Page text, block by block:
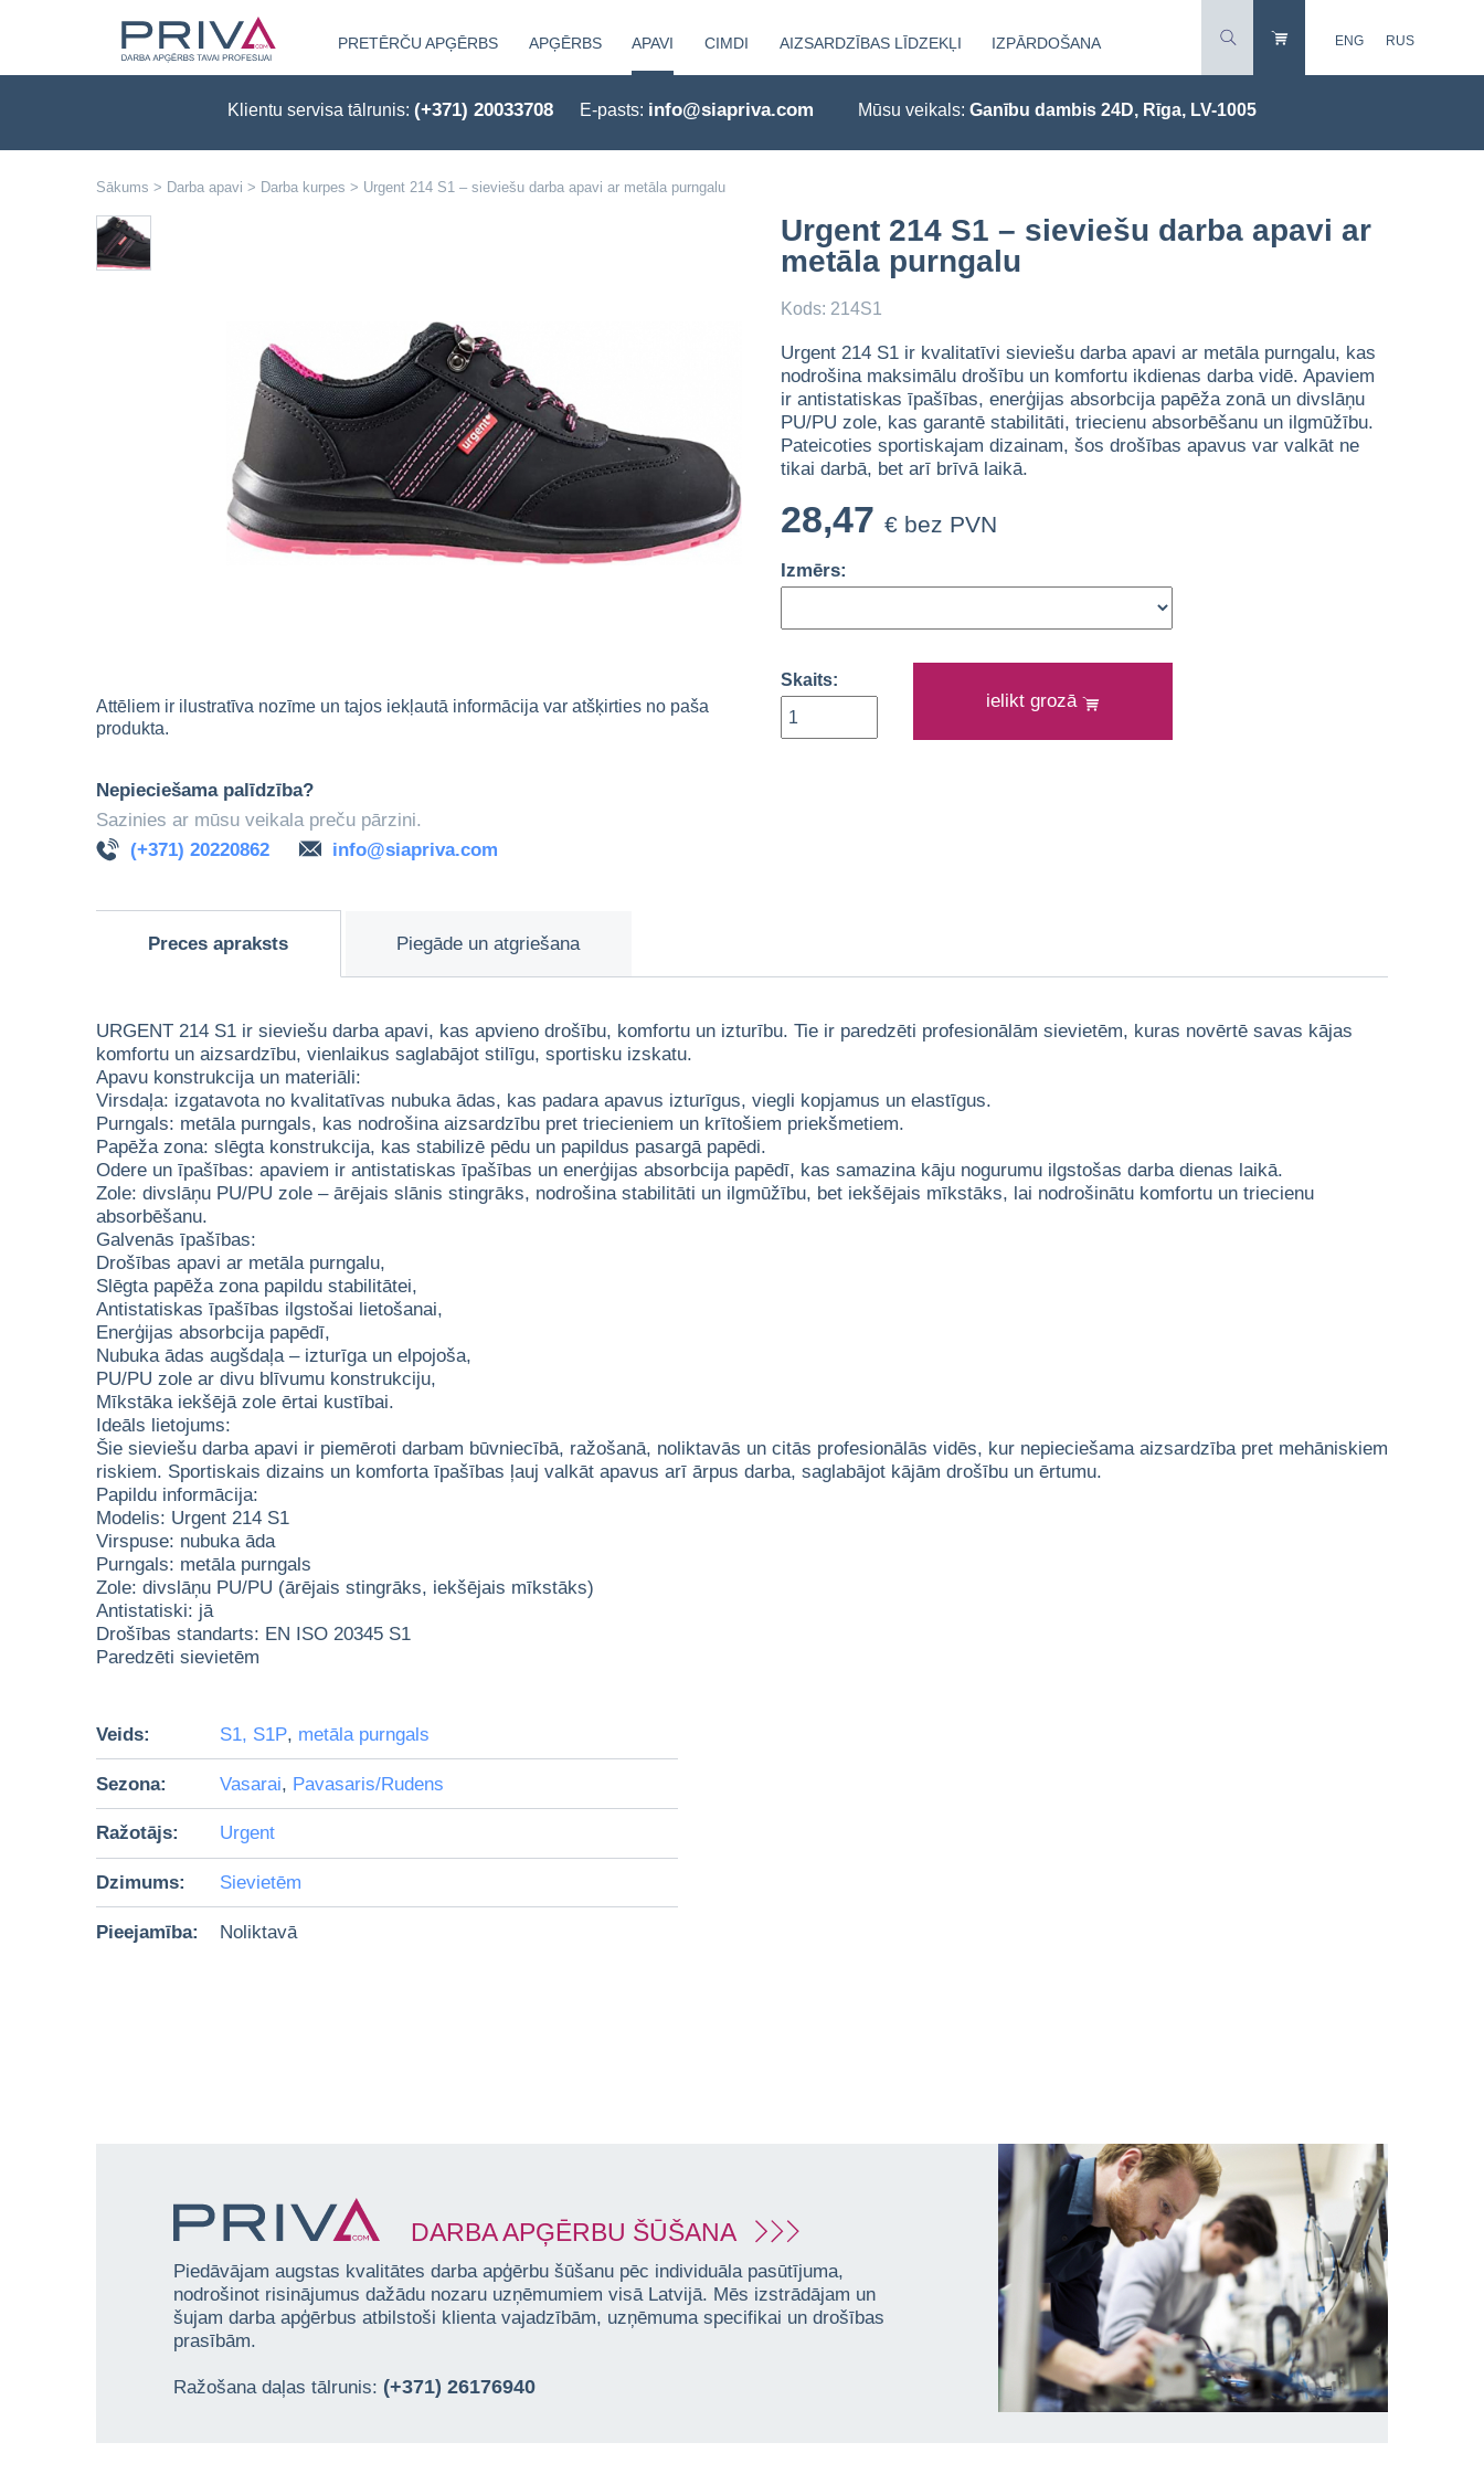
PRETĒRČU APĢĒRBS APĢĒRBS APAVI CIMDI AIZSARDZĪBAS LĪDZEKĻI IZPĀRDOŠANA ENG RUS
Klientu servisa tālrunis: (+371) 20033708 E-pasts: info@siapriva.com Mūsu veikals: Ganību dambis 24D, Rīga, LV-1005
Sākums > Darba apavi > Darba kurpes > Urgent 214 S1 – sieviešu darba apavi ar metāla purngalu
Attēliem ir ilustratīva nozīme un tajos iekļautā informācija var atšķirties no paša
produkta.
Nepieciešama palīdzība?
Sazinies ar mūsu veikala preču pārzini.
(+371) 20220862
info@siapriva.com
Urgent 214 S1 – sieviešu darba apavi ar
metāla purngalu
Kods: 214S1
Urgent 214 S1 ir kvalitatīvi sieviešu darba apavi ar metāla purngalu, kas
nodrošina maksimālu drošību un komfortu ikdienas darba vidē. Apaviem
ir antistatiskas īpašības, enerģijas absorbcija papēža zonā un divslāņu
PU/PU zole, kas garantē stabilitāti, triecienu absorbēšanu un ilgmūžību.
Pateicoties sportiskajam dizainam, šos drošības apavus var valkāt ne
tikai darbā, bet arī brīvā laikā.
28,47 € bez PVN
Izmērs:
Skaits:
ielikt grozā
Preces apraksts Piegāde un atgriešana
URGENT 214 S1 ir sieviešu darba apavi, kas apvieno drošību, komfortu un izturību. Tie ir paredzēti profesionālām sievietēm, kuras novērtē savas kājas
komfortu un aizsardzību, vienlaikus saglabājot stilīgu, sportisku izskatu.
Apavu konstrukcija un materiāli:
Virsdaļa: izgatavota no kvalitatīvas nubuka ādas, kas padara apavus izturīgus, viegli kopjamus un elastīgus.
Purngals: metāla purngals, kas nodrošina aizsardzību pret triecieniem un krītošiem priekšmetiem.
Papēža zona: slēgta konstrukcija, kas stabilizē pēdu un papildus pasargā papēdi.
Odere un īpašības: apaviem ir antistatiskas īpašības un enerģijas absorbcija papēdī, kas samazina kāju nogurumu ilgstošas darba dienas laikā.
Zole: divslāņu PU/PU zole – ārējais slānis stingrāks, nodrošina stabilitāti un ilgmūžību, bet iekšējais mīkstāks, lai nodrošinātu komfortu un triecienu
absorbēšanu.
Galvenās īpašības:
Drošības apavi ar metāla purngalu,
Slēgta papēža zona papildu stabilitātei,
Antistatiskas īpašības ilgstošai lietošanai,
Enerģijas absorbcija papēdī,
Nubuka ādas augšdaļa – izturīga un elpojoša,
PU/PU zole ar divu blīvumu konstrukciju,
Mīkstāka iekšējā zole ērtai kustībai.
Ideāls lietojums:
Šie sieviešu darba apavi ir piemēroti darbam būvniecībā, ražošanā, noliktavās un citās profesionālās vidēs, kur nepieciešama aizsardzība pret mehāniskiem
riskiem. Sportiskais dizains un komforta īpašības ļauj valkāt apavus arī ārpus darba, saglabājot kājām drošību un ērtumu.
Papildu informācija:
Modelis: Urgent 214 S1
Virspuse: nubuka āda
Purngals: metāla purngals
Zole: divslāņu PU/PU (ārējais stingrāks, iekšējais mīkstāks)
Antistatiski: jā
Drošības standarts: EN ISO 20345 S1
Paredzēti sievietēm
Veids: S1, S1P, metāla purngals
Sezona: Vasarai, Pavasaris/Rudens
Ražotājs: Urgent
Dzimums: Sievietēm
Pieejamība: Noliktavā
DARBA APĢĒRBU ŠŪŠANA
Piedāvājam augstas kvalitātes darba apģērbu šūšanu pēc individuāla pasūtījuma,
nodrošinot risinājumus dažādu nozaru uzņēmumiem visā Latvijā. Mēs izstrādājam un
šujam darba apģērbus atbilstoši klienta vajadzībām, uzņēmuma specifikai un drošības
prasībām.
Ražošana daļas tālrunis: (+371) 26176940